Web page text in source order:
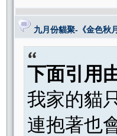
九月份貓聚-《金色秋
下面引用
我家的貓
連抱著也